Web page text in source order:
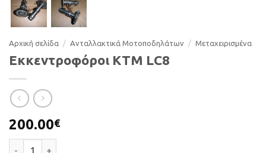
Αρχική σελίδα / Ανταλλακτικά Μοτοποδηλάτων / Μεταχειρισμένα
Εκκεντροφόροι KTM LC8
200.00€